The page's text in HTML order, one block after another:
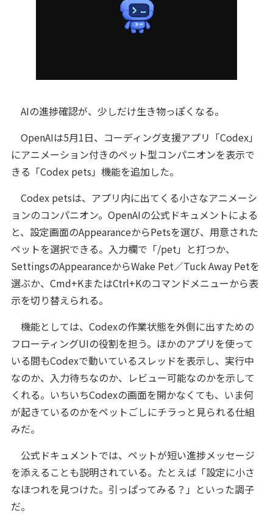
AIの進捗確認が、少しだけ生き物っぽくなる。
OpenAIは5月1日、コーディング支援アプリ「Codex」
にアニメーション付きのペット型コンパニオンを表示で
きる「Codex pets」機能を追加した。
Codex petsは、アプリ内に出てくる小さなアニメーシ
ョンのコンパニオン。OpenAIの公式ドキュメントによる
と、設定画面のAppearanceからPetsを選び、用意された
ペットを選択できる。入力欄で「/pet」と打つか、
SettingsのAppearanceからWake Pet／Tuck Away Petを
選ぶか、Cmd+KまたはCtrl+Kのコマンドメニューから表
示を切り替えられる。
機能としては、Codexの作業状態を外側に出すための
フローティングUIの役割を担う。ほかのアプリを使って
いる間もCodexで動いているスレッドを表示し、実行中
なのか、入力待ちなのか、レビュー可能なのかを示して
くれる。いちいちCodexの画面を開かなくても、いま何
が起きているのかをペットごしにチラっと見られる仕組
みだ。
公式ドキュメントでは、ペットが短い進捗メッセージ
を添えることも説明されている。たとえば「設定に小さ
なほつれを見つけた。引っぱってみる？」といった調子
だ。